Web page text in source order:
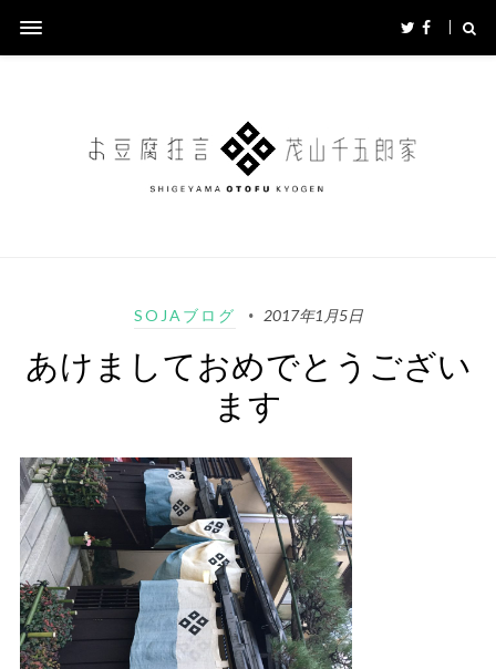
SOJAブログ 2017年1月5日
あけましておめでとうござい
ます